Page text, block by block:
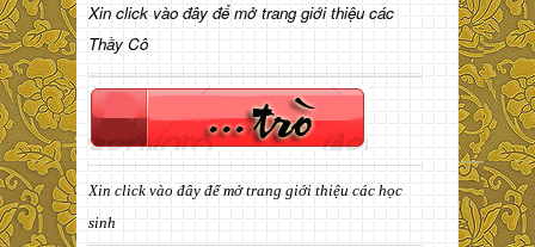
Xin click vào đây để mở trang giới thiệu các
Thầy Cô
Xin click vào đây để mở trang giới thiệu các học
sinh